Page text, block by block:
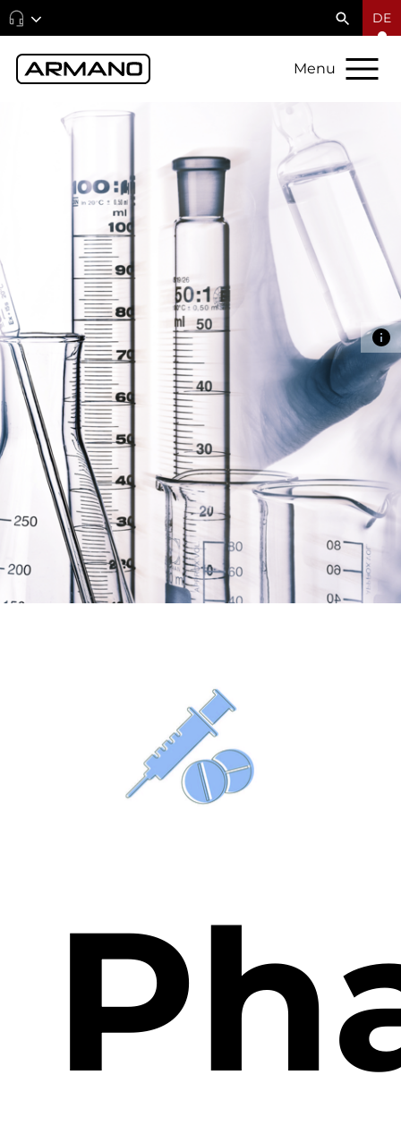
DE
Menu